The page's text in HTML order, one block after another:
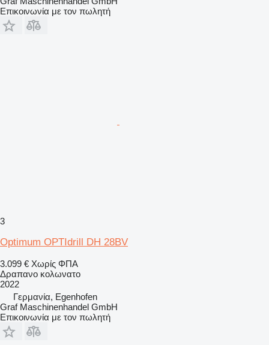
Επικοινωνία με τον πωλητή
3
Optimum OPTIdrill DH 28BV
3.099 € Χωρίς ΦΠΑ
Δραπανο κολωνατο
2022
Γερμανία, Egenhofen
Graf Maschinenhandel GmbH
Επικοινωνία με τον πωλητή